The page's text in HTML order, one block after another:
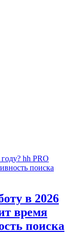
в 2026
время
поиска